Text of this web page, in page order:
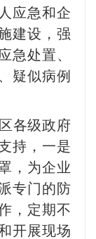
应急和企
建设，强
急处置、
疑似病例
各级政府
持，一是
，为企业
专门的防
，定期不
开展现场